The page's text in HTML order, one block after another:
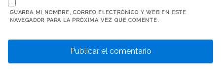
GUARDA MI NOMBRE, CORREO ELECTRÓNICO Y WEB EN ESTE
NAVEGADOR PARA LA PRÓXIMA VEZ QUE COMENTE.